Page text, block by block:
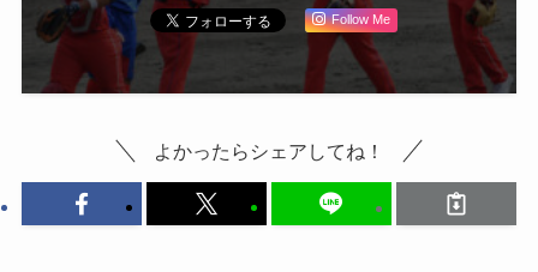
Follow Me
よかったらシェアしてね！